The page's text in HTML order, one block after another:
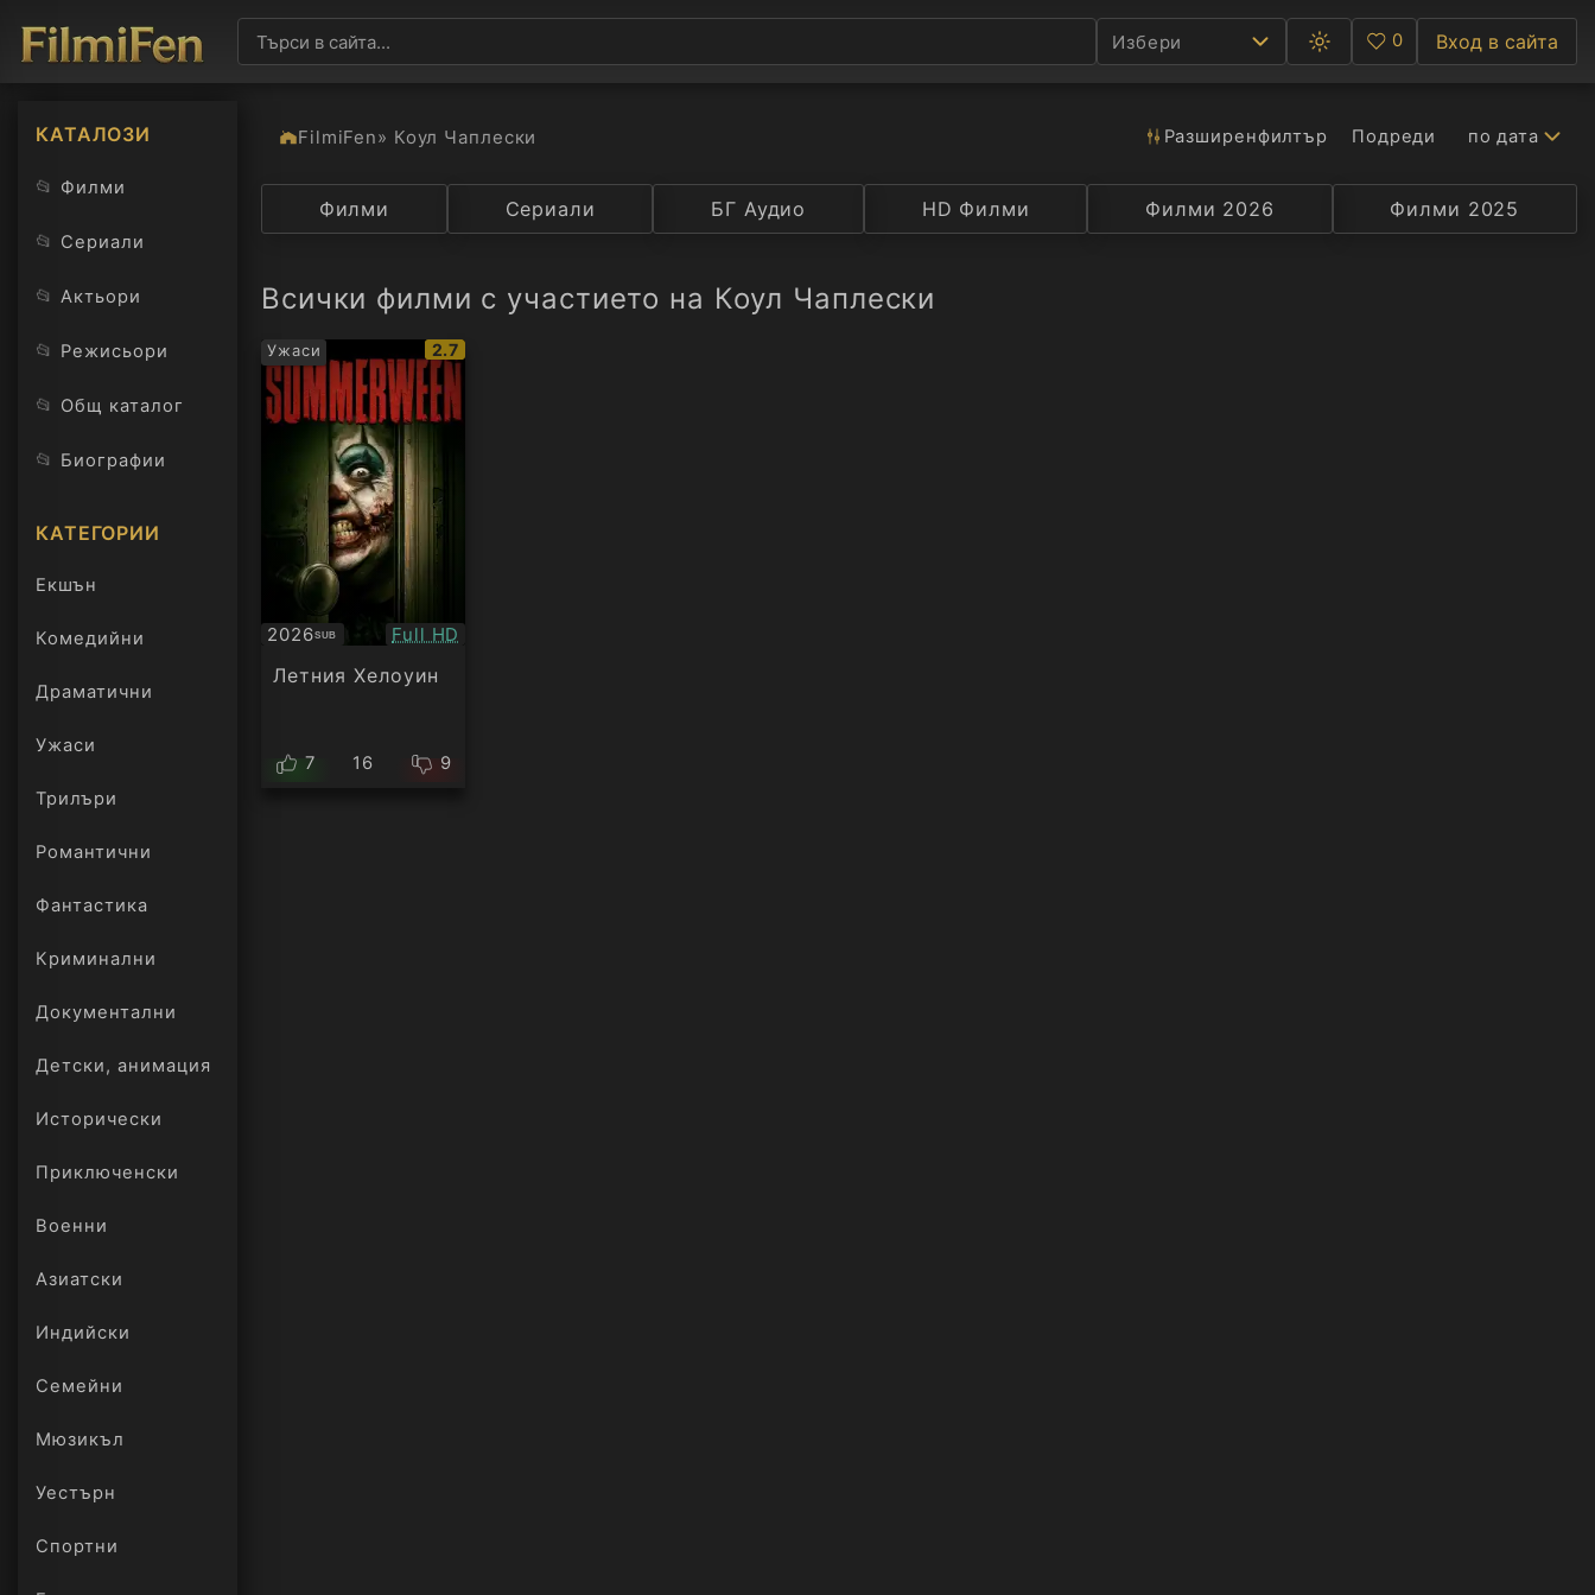
Избери
Превключване
между
светла
Любими
0 Вход в сайта
КАТАЛОЗИ
📂 Филми
📂 Сериали
📂 Актьори
📂 Режисьори
📂 Общ каталог
📂 Биографии
КАТЕГОРИИ
Екшън
Комедийни
Драматични
Ужаси
Трилъри
онлайн
Романтични
Фантастика
Криминални
Документални
Детски, анимация
Исторически
Приключенски
Военни
Азиатски
Индийски
Семейни
Мюзикъл
Уестърн
Спортни
FilmiFen» Коул Чаплески Разширенфилтър Подреди по дата
Категория Държава Рейтинг Селекция Превод Актьор
Филми Сериали БГ Аудио HD Филми Филми 2026 Филми 2025
Всички филми с участието на Коул Чаплески
Ужаси
IMDb
рейтинг:
2.7
2026SUB
Субтитри Качество:
Full HD
Летния Хелоуин
7 16 9